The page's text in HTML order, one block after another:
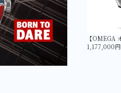
1,177,000